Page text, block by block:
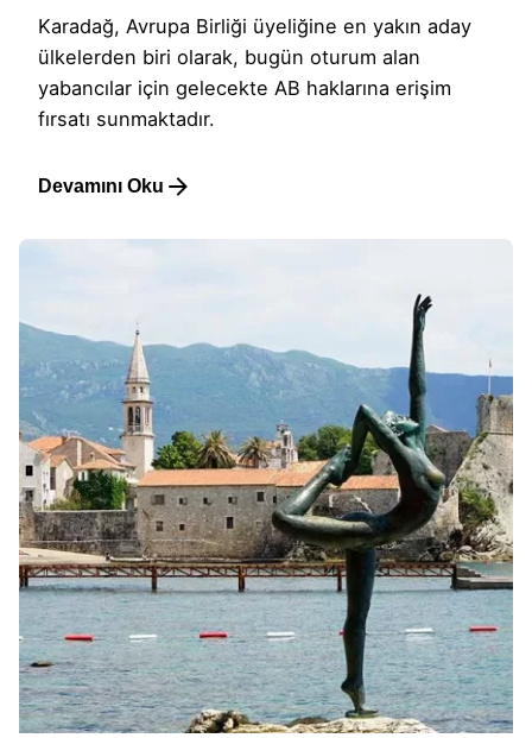
Karadağ, Avrupa Birliği üyeliğine en yakın aday
ülkelerden biri olarak, bugün oturum alan
yabancılar için gelecekte AB haklarına erişim
fırsatı sunmaktadır.
Devamını Oku